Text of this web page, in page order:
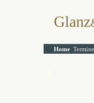
Glanz
Home Termine